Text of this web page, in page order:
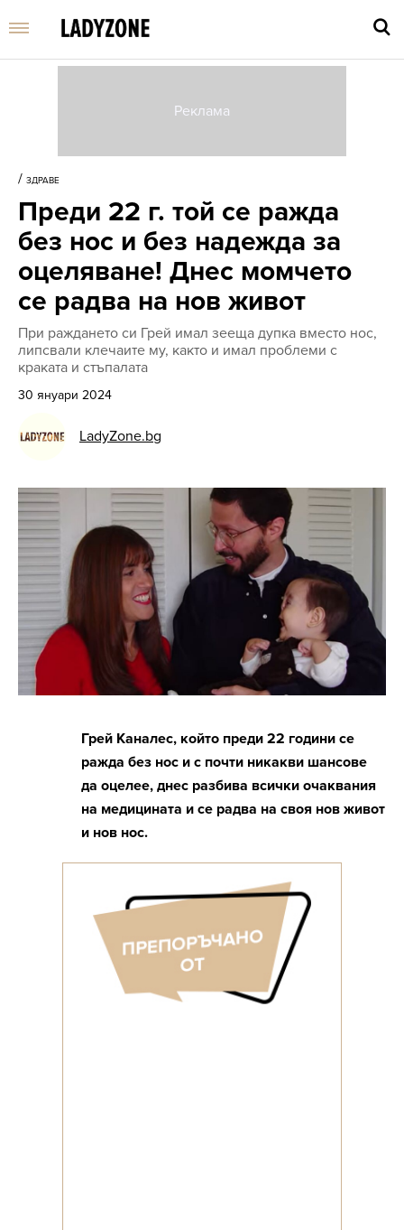
/ ЗДРАВЕ
Преди 22 г. той се ражда
без нос и без надежда за
оцеляване! Днес момчето
се радва на нов живот
При раждането си Грей имал зееща дупка вместо нос,
липсвали клечаите му, както и имал проблеми с
краката и стъпалата
30 януари 2024
LadyZone.bg
Грей Каналес, който преди 22 години се
ражда без нос и с почти никакви шансове
да оцелее, днес разбива всички очаквания
на медицината и се радва на своя нов живот
и нов нос.